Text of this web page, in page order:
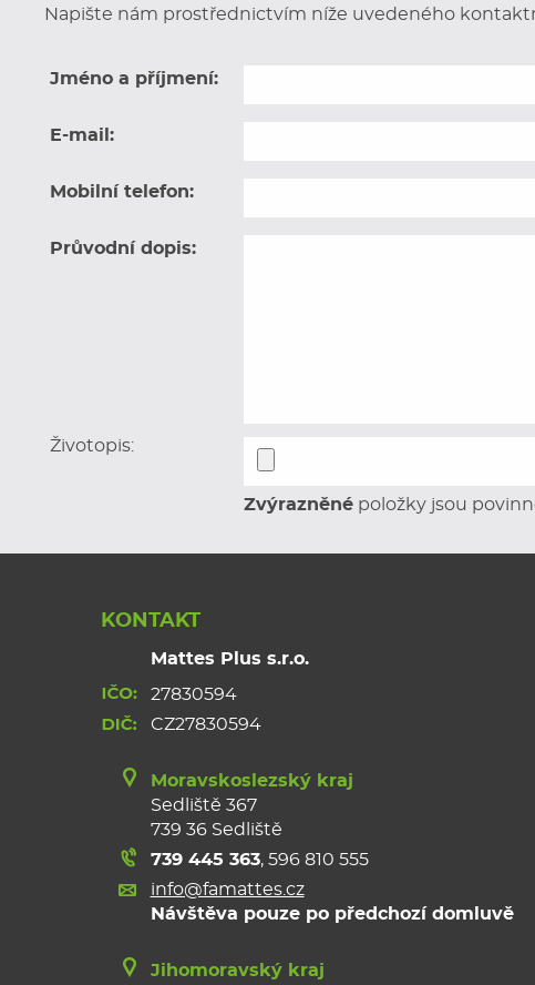
Napište nám prostřednictvím níže uvedeného
Jméno a příjmení:
E-mail:
Mobilní telefon:
Průvodní dopis:
Životopis:
Zvýrazněné položky jsou
KONTAKT
Mattes Plus s.r.o.
27830594
CZ27830594
Moravskoslezský kraj
Sedliště 367
739 36 Sedliště
739 445 363, 596 810 555
info@famattes.cz
Návštěva pouze po předchozí domluvě
Jihomoravský kraj